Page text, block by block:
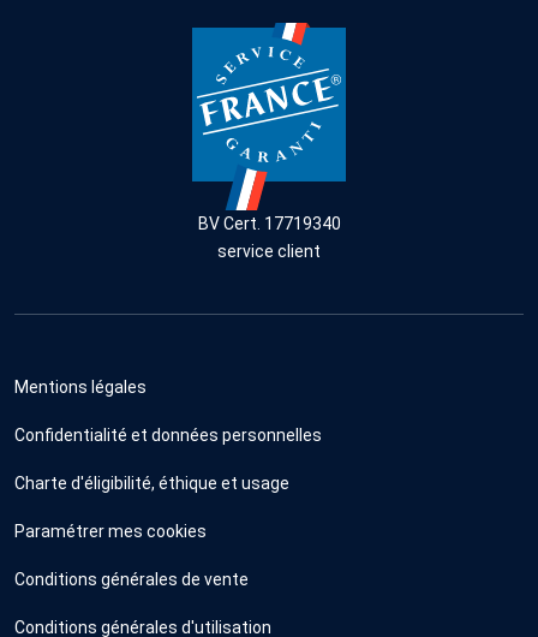
BV Cert. 17719340
service client
Mentions légales
Confidentialité et données personnelles
Charte d'éligibilité, éthique et usage
Paramétrer mes cookies
Conditions générales de vente
Conditions générales d'utilisation